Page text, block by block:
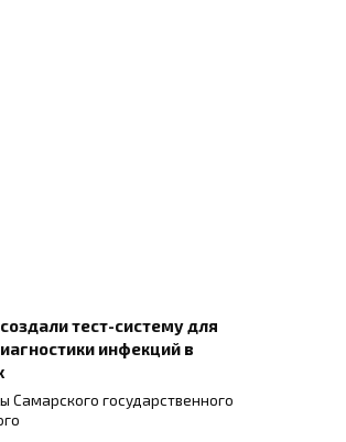
тест-систему для
инфекций в
Самарского государственного